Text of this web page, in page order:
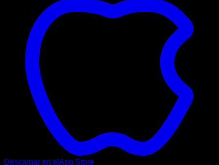
Descargar en el App Store